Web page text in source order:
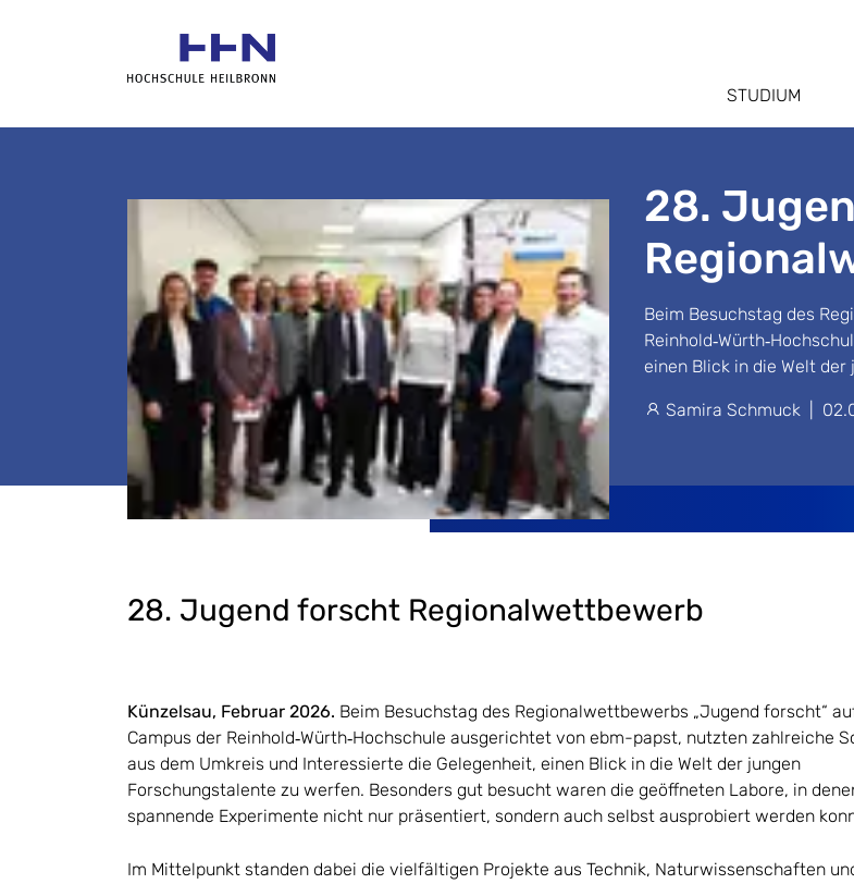
STUDIUM
28.
Beim Besuchstag des
einen Blick in die Welt
Samira Schmuck
28. Jugend forscht Regionalwettbewerb
Künzelsau, Februar 2026. Beim Besuchstag des Regionalwettbewerbs „Jugend forscht“
Campus der Reinhold‑Würth‑Hochschule ausgerichtet von ebm-papst, nutzten zahlreiche
aus dem Umkreis und Interessierte die Gelegenheit, einen Blick in die Welt der jungen
Forschungstalente zu werfen. Besonders gut besucht waren die geöffneten Labore, in
spannende Experimente nicht nur präsentiert, sondern auch selbst ausprobiert werden
Im Mittelpunkt standen dabei die vielfältigen Projekte aus Technik, Naturwissenschaften